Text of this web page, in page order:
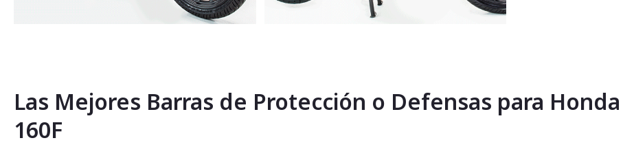
la
galería
de
imágenes
Las Mejores Barras de Protección o Defensas para
160F